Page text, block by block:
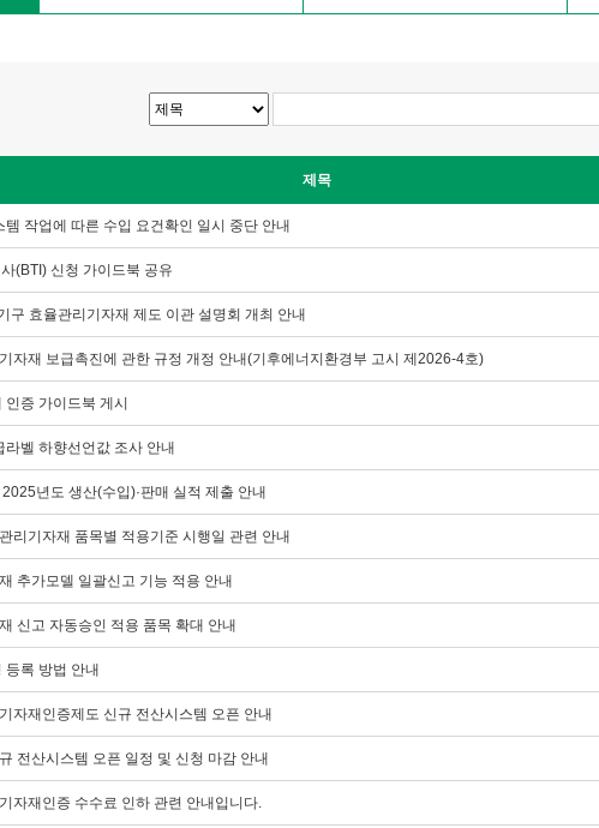
제목
작업에 따른 수입 요건확인 일시 중단 안내
(BTI) 신청 가이드북 공유
구 효율관리기자재 제도 이관 설명회 개최 안내
자재 보급촉진에 관한 규정 개정 안내(기후에너지환경부 고시 제2026-4호)
증 가이드북 게시
벨 하향선언값 조사 안내
년도 생산(수입)·판매 실적 제출 안내
리기자재 품목별 적용기준 시행일 관련 안내
추가모델 일괄신고 기능 적용 안내
신고 자동승인 적용 품목 확대 안내
등록 방법 안내
자재인증제도 신규 전산시스템 오픈 안내
전산시스템 오픈 일정 및 신청 마감 안내
자재인증 수수료 인하 관련 안내입니다.